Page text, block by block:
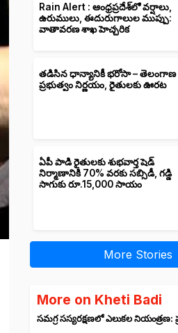
Rain Alert : ఆంధ్రప్రదేశ్‌లో వర్షాలు,
ఉరుములు, ఈదురుగాలుల ముప్పు:
వాతావరణ శాఖ హెచ్చరిక
తడిసిన ధాన్యానికీ భరోసా – తెలంగాణ
ప్రభుత్వం నిర్ణయం, రైతులకు ఊరట
ఏపీ పాడి రైతులకు శుభవార్త షెడ్
నిర్మాణానికి 70% వరకు సబ్సిడీ, గడ్డి
సాగుకు రూ.15,000 సాయం
More Stories
More on Kheti Badi
సమగ్ర సస్యరక్షణలో ఎలుకల నియంత్రణ: